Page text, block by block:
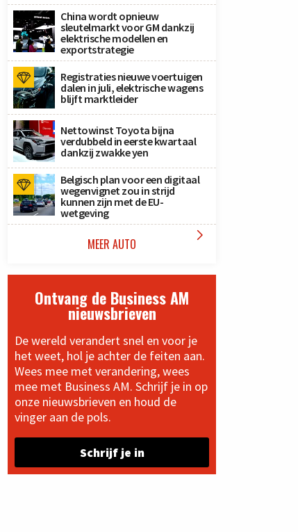
China wordt opnieuw
sleutelmarkt voor GM dankzij
elektrische modellen en
exportstrategie
Registraties nieuwe voertuigen
dalen in juli, elektrische wagens
blijft marktleider
Nettowinst Toyota bijna
verdubbeld in eerste kwartaal
dankzij zwakke yen
Belgisch plan voor een digitaal
wegenvignet zou in strijd
kunnen zijn met de EU-
wetgeving
MEER AUTO 
Ontvang de Business AM
nieuwsbrieven
De wereld verandert snel en voor je
het weet, hol je achter de feiten aan.
Wees mee met verandering, wees
mee met Business AM. Schrijf je in op
onze nieuwsbrieven en houd de
vinger aan de pols.
Schrijf je in